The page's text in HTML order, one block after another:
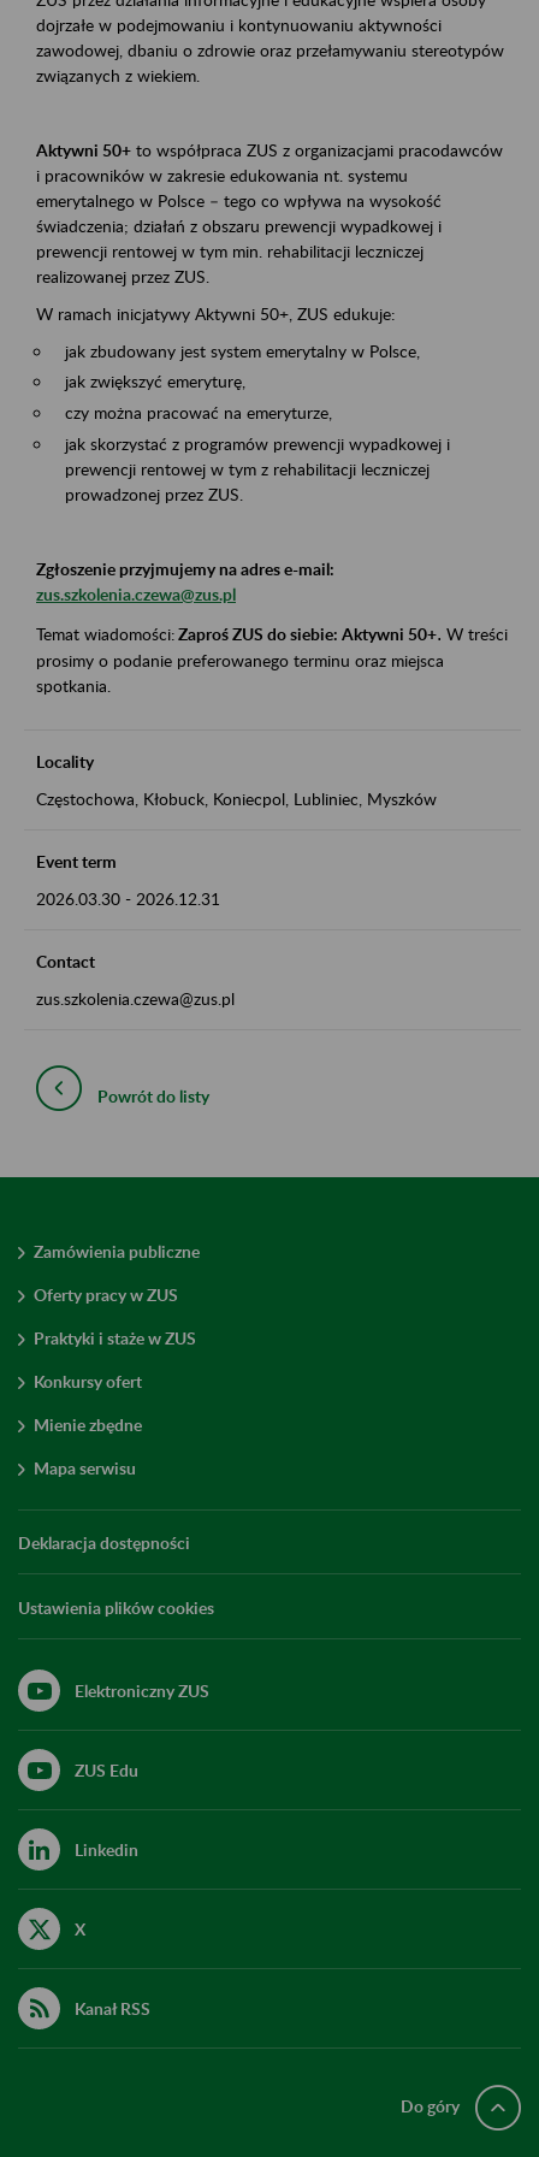
dojrzałe w podejmowaniu i kontynuowaniu aktywności
zawodowej, dbaniu o zdrowie oraz przełamywaniu stereotypów
związanych z wiekiem.
Aktywni 50+ to współpraca ZUS z organizacjami pracodawców
i pracowników w zakresie edukowania nt. systemu
emerytalnego w Polsce – tego co wpływa na wysokość
świadczenia; działań z obszaru prewencji wypadkowej i
prewencji rentowej w tym min. rehabilitacji leczniczej
realizowanej przez ZUS.
W ramach inicjatywy Aktywni 50+, ZUS edukuje:
jak zbudowany jest system emerytalny w Polsce,
jak zwiększyć emeryturę,
czy można pracować na emeryturze,
jak skorzystać z programów prewencji wypadkowej i
prewencji rentowej w tym z rehabilitacji leczniczej
prowadzonej przez ZUS.
Zgłoszenie przyjmujemy na adres e-mail:
zus.szkolenia.czewa@zus.pl
Temat wiadomości:Zaproś ZUS do siebie: Aktywni 50+. W treści
prosimy o podanie preferowanego terminu oraz miejsca
spotkania.
Locality
Częstochowa, Kłobuck, Koniecpol, Lubliniec, Myszków
Event term
2026.03.30 - 2026.12.31
Contact
zus.szkolenia.czewa@zus.pl
Powrót do listy
Zamówienia publiczne
Oferty pracy w ZUS
Praktyki i staże w ZUS
Konkursy ofert
Mienie zbędne
Mapa serwisu
Deklaracja dostępności
Ustawienia plików cookies
Elektroniczny ZUS
ZUS Edu
Linkedin
X
Kanał RSS
Do góry